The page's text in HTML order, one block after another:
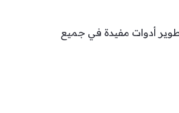
أدوات مفيدة في جميع